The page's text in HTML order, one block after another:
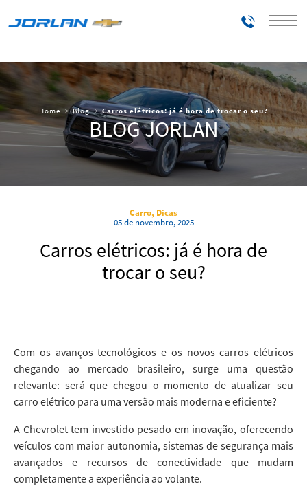
Telefones
Home Blog Carros elétricos: já é hora de trocar o seu?
BLOG JORLAN
Carro, Dicas
05 de novembro, 2025
Carros elétricos: já é hora de
trocar o seu?
Com os avanços tecnológicos e os novos carros elétricos
chegando ao mercado brasileiro, surge uma questão
relevante: será que chegou o momento de atualizar seu
carro elétrico para uma versão mais moderna e eficiente?
A Chevrolet tem investido pesado em inovação, oferecendo
veículos com maior autonomia, sistemas de segurança mais
avançados e recursos de conectividade que mudam
completamente a experiência ao volante.